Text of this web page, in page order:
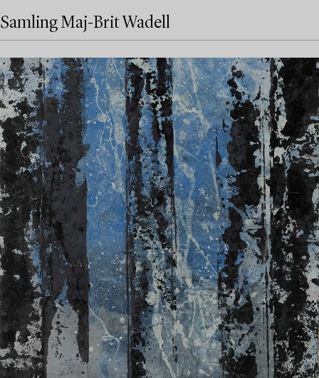
Samling Maj-Brit Wadell